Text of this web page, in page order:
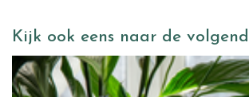
Kijk ook eens naar de